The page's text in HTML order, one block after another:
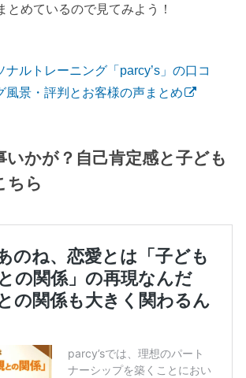
とめているので見てみよう！
ルトレーニング「parcy’s」の口コ
風景・評判とお客様の声まとめ
いかが？自己肯定感と子ども
ちら